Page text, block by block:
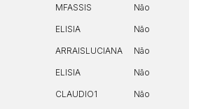
MFASSIS Não
ELISIA Não
ARRAISLUCIANA Não
ELISIA Não
CLAUDIO1 Não